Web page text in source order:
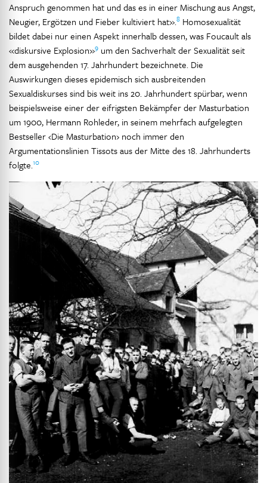
Anspruch genommen hat und das es in einer Mischung aus Angst,
Neugier, Ergötzen und Fieber kultiviert hat».8 Homosexualität
bildet dabei nur einen Aspekt innerhalb dessen, was Foucault als
«diskursive Explosion»9 um den Sachverhalt der Sexualität seit
dem ausgehenden 17. Jahrhundert bezeichnete. Die
Auswirkungen dieses epidemisch sich ausbreitenden
Sexualdiskurses sind bis weit ins 20. Jahrhundert spürbar, wenn
beispielsweise einer der eifrigsten Bekämpfer der Masturbation
um 1900, Hermann Rohleder, in seinem mehrfach aufgelegten
Bestseller ‹Die Masturbation› noch immer den
Argumentationslinien Tissots aus der Mitte des 18. Jahrhunderts
folgte.10